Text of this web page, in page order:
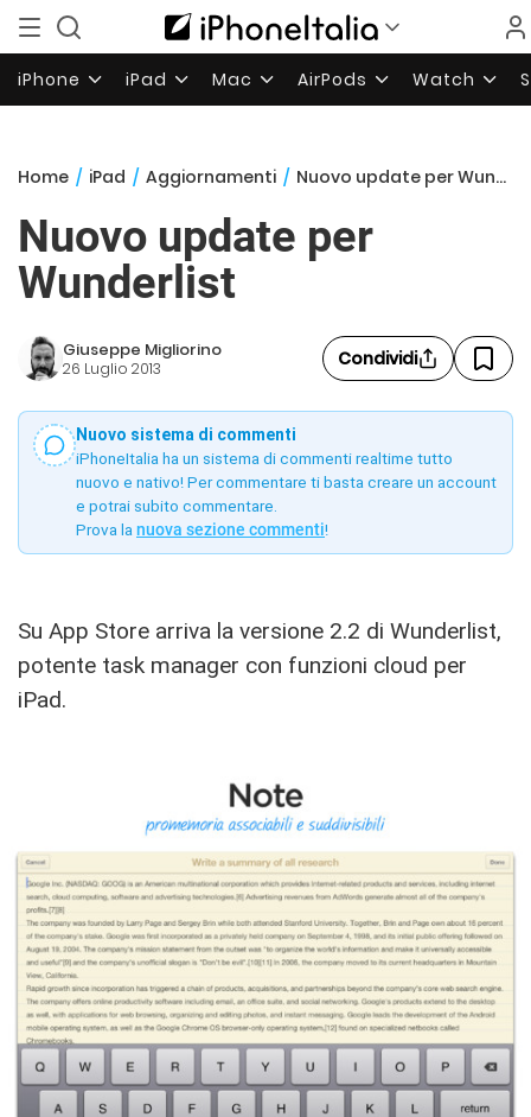
iPhone iPad Mac AirPods Watch
Home / iPad / Aggiornamenti / Nuovo update per Wunderlist
Nuovo update per
Wunderlist
Giuseppe Migliorino
26 Luglio 2013 Condividi
Nuovo sistema di commenti
iPhoneItalia ha un sistema di commenti realtime tutto
nuovo e nativo! Per commentare ti basta creare un account
e potrai subito commentare.
Prova la nuova sezione commenti!
Su App Store arriva la versione 2.2 di Wunderlist,
potente task manager con funzioni cloud per
iPad.